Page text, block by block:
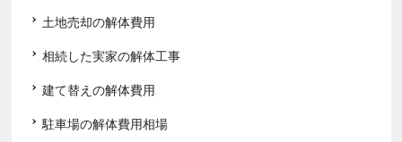
土地売却の解体費用
相続した実家の解体工事
建て替えの解体費用
駐車場の解体費用相場